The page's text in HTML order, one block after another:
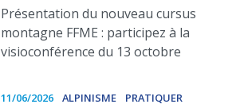
Présentation du nouveau cursus
montagne FFME : participez à la
visioconférence du 13 octobre
11/06/2026 ALPINISME PRATIQUER